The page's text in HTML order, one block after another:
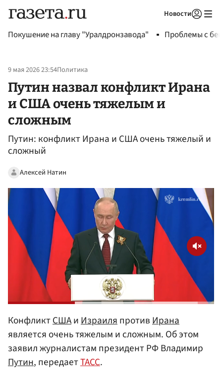
Новости
Покушение на главу "Уралдронзавода" Проблемы с
9 мая 2026 23:54Политика
Путин назвал конфликт Ирана
и США очень тяжелым и
сложным
Путин: конфликт Ирана и США очень тяжелый и
сложный
Алексей Натин
КонфликтСШАиИзраиляпротивИрана
является очень тяжелым и сложным. Об этом
заявил журналистам президент РФ Владимир
Путин, передаетТАСС.